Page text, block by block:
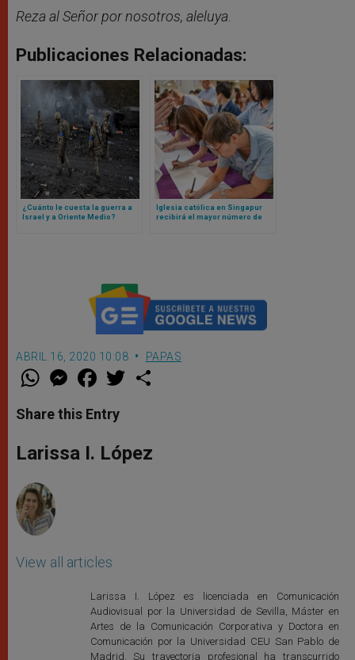
Reza al Señor por nosotros, aleluya.
Publicaciones Relacionadas:
¿Cuánto le cuesta la guerra a
Israel y a Oriente Medio?
Iglesia católica en Singapur
recibirá el mayor número de
ABRIL 16, 2020 10:08 PAPAS
W
t
s
p
p
M
e
s
e
g
e
F
a
e
b
o
k
w
r
Share this Entry
Larissa I. López
View all articles
Larissa I. López es licenciada en Comunicación
Audiovisual por la Universidad de Sevilla, Máster en
Artes de la Comunicación Corporativa y Doctora en
Comunicación por la Universidad CEU San Pablo de
Madrid. Su trayectoria profesional ha transcurrido